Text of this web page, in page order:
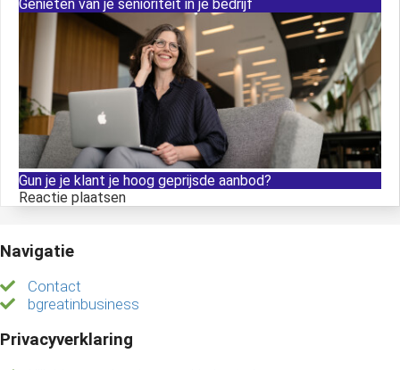
Genieten van je senioriteit in je bedrijf
Gun je je klant je hoog geprijsde aanbod?
Reactie plaatsen
Navigatie
Contact
bgreatinbusiness
Privacyverklaring